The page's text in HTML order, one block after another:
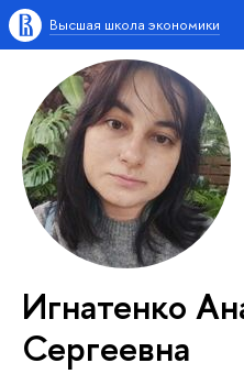
Высшая школа экономики
Игнатенко
Сергеевна